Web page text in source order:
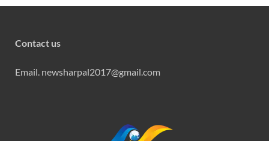
Contact us
Email. newsharpal2017@gmail.com